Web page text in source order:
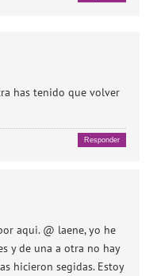
has tenido que volver
Responder
aqui. @ laene, yo he
y de una a otra no hay
hicieron segidas. Estoy